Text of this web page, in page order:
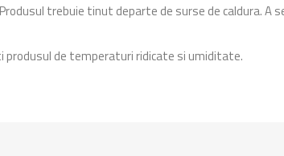
trebuie tinut departe de surse de caldura. A
de temperaturi ridicate si umiditate.